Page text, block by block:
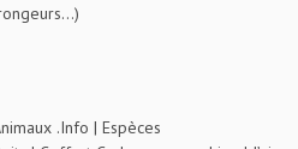
.Info | Espèces